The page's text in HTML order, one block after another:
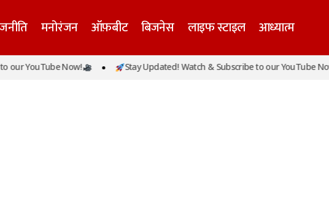
मनोरंजन ऑफ़बीट बिजनेस लाइफ स्टाइल आध्यात्म
YouTube Now! Stay Updated! Watch & Subscribe to our YouTube Now!